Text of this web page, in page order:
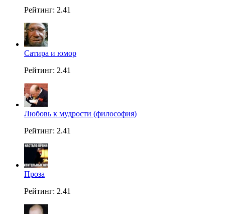
Рейтинг: 2.41
Сатира и юмор
Рейтинг: 2.41
Любовь к мудрости (философия)
Рейтинг: 2.41
Проза
Рейтинг: 2.41